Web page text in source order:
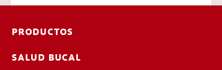
PRODUCTOS
SALUD BUCAL